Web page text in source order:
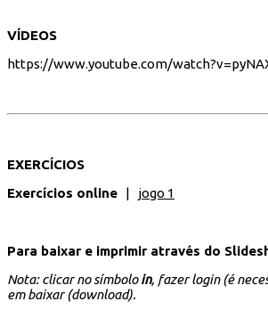
VÍDEOS
https://www.youtube.com/
EXERCÍCIOS
Exercícios online
jogo 1
Para baixar e imprimir através do
Nota: clicar no símboloin, fazer login (é
em baixar (download).